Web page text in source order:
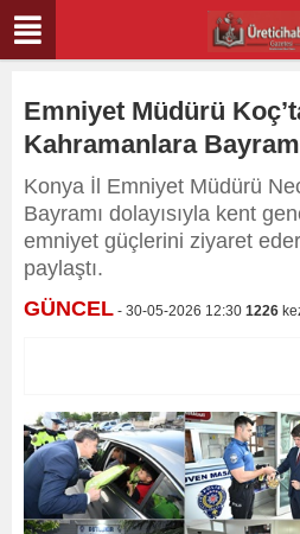
Emniyet Müdürü
Kahramanlara
Konya İl Emniyet Müdürü
Bayramı dolayısıyla kent
emniyet güçlerini ziyaret
paylaştı.
GÜNCEL - 30-05-2026 12:30 1226